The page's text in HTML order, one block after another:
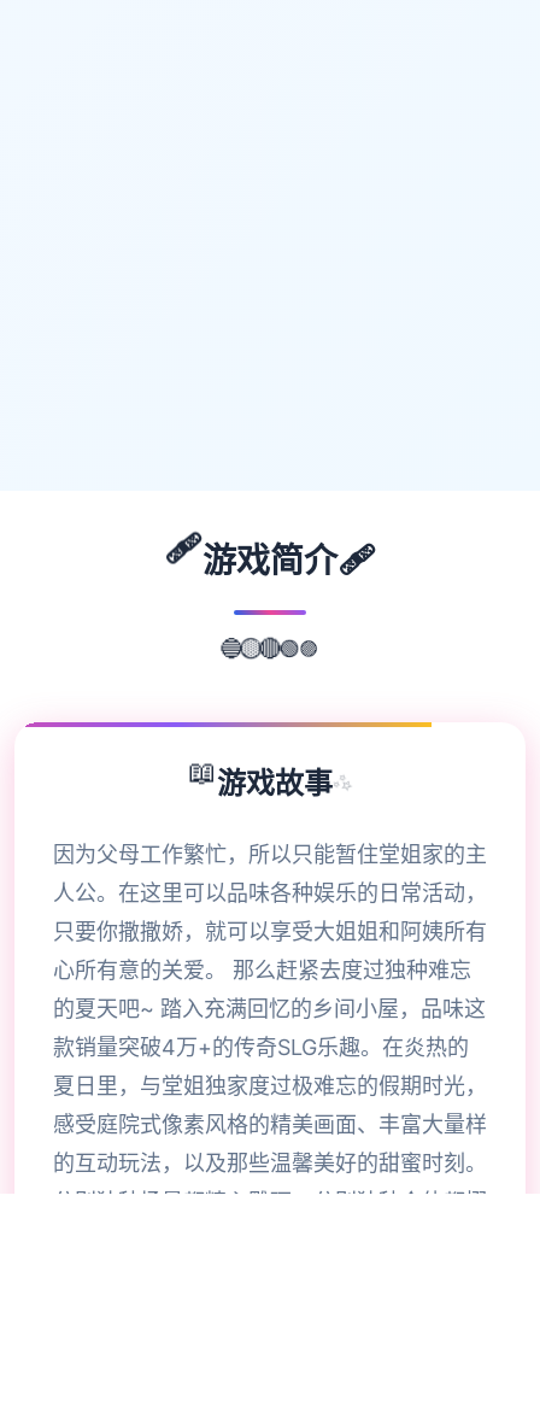
🩹游戏简介🩹
🔵🟡🔴🟢🟣
📖游戏故事✨
因为父母工作繁忙，所以只能暂住堂姐家的主
人公。在这里可以品味各种娱乐的日常活动，
只要你撒撒娇，就可以享受大姐姐和阿姨所有
心所有意的关爱。 那么赶紧去度过独种难忘
的夏天吧~ 踏入充满回忆的乡间小屋，品味这
款销量突破4万+的传奇SLG乐趣。在炎热的
夏日里，与堂姐独家度过极难忘的假期时光，
感受庭院式像素风格的精美画面、丰富大量样
的互动玩法，以及那些温馨美好的甜蜜时刻。
分别独种场景都精心雕琢，分别独种个体都栩